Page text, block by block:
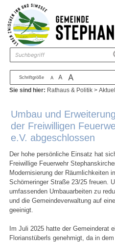
Zum Inhalt ,zur Navigation
Schriftgröße A A A
Sie sind hier: Rathaus & Politik >
Umbau und
der Freiwilligen
e.V. abgeschlossen
Der hohe persönliche Einsatz hat
Freiwillige Feuerwehr
Modernisierung der Räumlichkeiten
Schömeringer Straße 23/25 freuen.
umfassenden Umbauarbeiten zu
und die Gemeindeverwaltung auf
geeinigt.
Im Juli 2025 hatte der Gemeinderat
Florianstüberls genehmigt, da in